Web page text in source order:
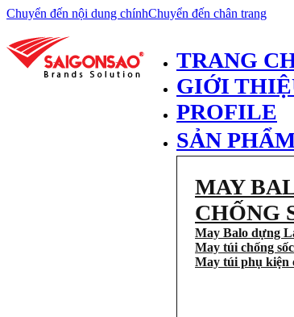
Chuyển đến nội dung chínhChuyển đến chân trang
TRANG
GIỚI
PROFILE
SẢN
MAY
CHỐNG
May Balo dựng
May túi chống
May túi phụ kiện